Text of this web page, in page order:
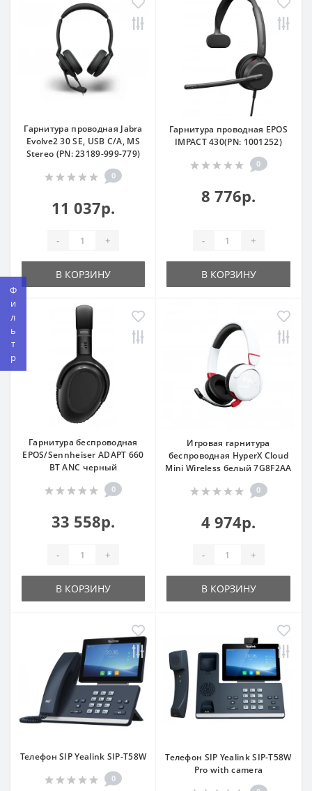
Фильтр
Гарнитура проводная Jabra
Evolve2 30 SE, USB C/A, MS
Stereo (PN: 23189-999-779)
0
11 037р.
- +
В КОРЗИНУ
Гарнитура проводная EPOS
IMPACT 430(PN: 1001252)
0
8 776р.
- +
В КОРЗИНУ
Гарнитура беспроводная
EPOS/Sennheiser ADAPT 660
BT ANC черный
0
33 558р.
- +
В КОРЗИНУ
Игровая гарнитура
беспроводная HyperX Cloud
Mini Wireless белый 7G8F2AA
0
4 974р.
- +
В КОРЗИНУ
Телефон SIP Yealink SIP-T58W
0
Телефон SIP Yealink SIP-T58W
Pro with camera